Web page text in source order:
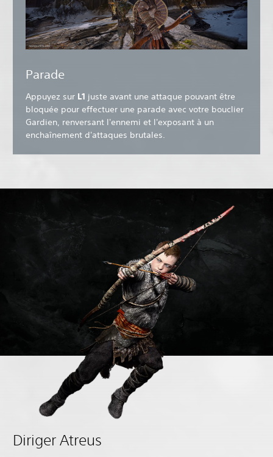
Parade
Appuyez sur L1 juste avant une attaque pouvant être
bloquée pour effectuer une parade avec votre bouclier
Gardien, renversant l'ennemi et l'exposant à un
enchaînement d'attaques brutales.
Diriger Atreus